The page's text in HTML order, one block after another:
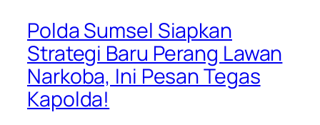
Polda Sumsel Siapkan
Strategi Baru Perang Lawan
Narkoba, Ini Pesan Tegas
Kapolda!